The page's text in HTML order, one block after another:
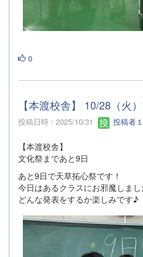
0
【本渡校舎】 10/28（火
投稿日時 : 2025/10/31 投稿者１
【本渡校舎】
文化祭まであと9日
あと9日で天草拓心祭です！
今日はあるクラスにお邪魔しまし
どんな発表をするか楽しみです♪